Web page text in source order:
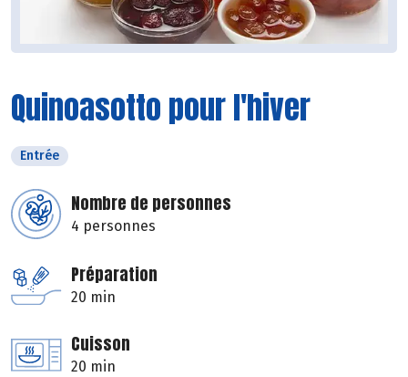
Quinoasotto pour l'hiver
Entrée
Nombre de personnes
4 personnes
Préparation
20 min
Cuisson
20 min